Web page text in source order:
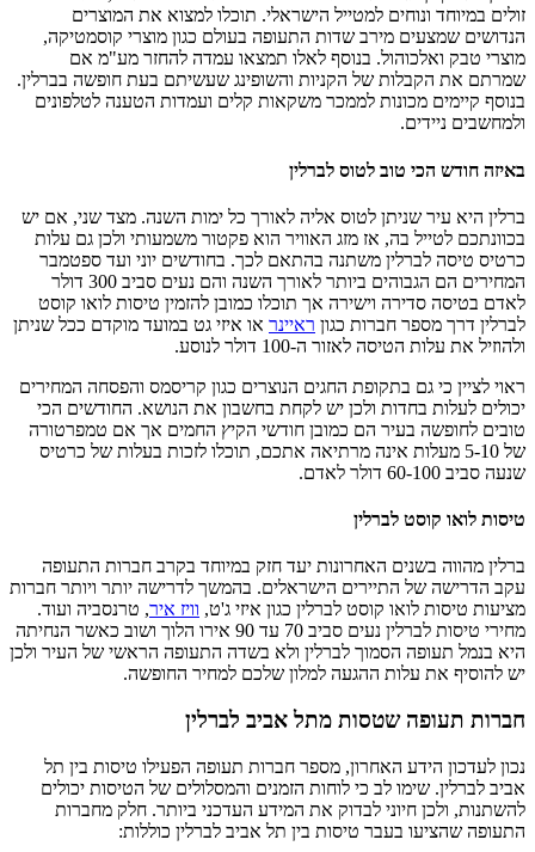
זולים במיוחד ונוחים למטייל הישראלי. תוכלו למצוא את המוצרים
הנדושים שמצעים מירב שדות התעופה בעולם כגון מוצרי קוסמטיקה,
מוצרי טבק ואלכוהול. בנוסף לאלו תמצאו עמדה להחזר מע"מ אם
שמרתם את הקבלות של הקניות והשופינג שעשיתם בעת חופשה בברלין.
בנוסף קיימים מכונות לממכר משקאות קלים ועמדות הטענה לטלפונים
ולמחשבים ניידים.
באיזה חודש הכי טוב לטוס לברלין
ברלין היא עיר שניתן לטוס אליה לאורך כל ימות השנה. מצד שני, אם יש
בכוונתכם לטייל בה, אז מזג האוויר הוא פקטור משמעותי ולכן גם עלות
כרטיס טיסה לברלין משתנה בהתאם לכך. בחודשים יוני ועד ספטמבר
המחירים הם הגבוהים ביותר לאורך השנה והם נעים סביב 300 דולר
לאדם בטיסה סדירה וישירה אך תוכלו כמובן להזמין טיסות לואו קוסט
לברלין דרך מספר חברות כגון ראיינר או איזי גט במועד מוקדם ככל שניתן
ולהוזיל את עלות הטיסה לאזור ה-100 דולר לנוסע.
ראוי לציין כי גם בתקופת החגים הנוצרים כגון קריסמס והפסחה המחירים
יכולים לעלות בחדות ולכן יש לקחת בחשבון את הנושא. החודשים הכי
טובים לחופשה בעיר הם כמובן חודשי הקיץ החמים אך אם טמפרטורה
של 5-10 מעלות אינה מרתיאה אתכם, תוכלו לזכות בעלות של כרטיס
שנעה סביב 60-100 דולר לאדם.
טיסות לואו קוסט לברלין
ברלין מהווה בשנים האחרונות יעד חזק במיוחד בקרב חברות התעופה
עקב הדרישה של התיירים הישראלים. בהמשך לדרישה יותר ויותר חברות
מציעות טיסות לואו קוסט לברלין כגון איזי ג'ט, וויז איר, טרנסביה ועוד.
מחירי טיסות לברלין נעים סביב 70 עד 90 אירו הלוך ושוב כאשר הנחיתה
היא בנמל תעופה הסמוך לברלין ולא בשדה התעופה הראשי של העיר ולכן
יש להוסיף את עלות ההגעה למלון שלכם למחיר החופשה.
חברות תעופה שטסות מתל אביב לברלין
נכון לעדכון הידע האחרון, מספר חברות תעופה הפעילו טיסות בין תל
אביב לברלין. שימו לב כי לוחות הזמנים והמסלולים של הטיסות יכולים
להשתנות, ולכן חיוני לבדוק את המידע העדכני ביותר. חלק מחברות
התעופה שהציעו בעבר טיסות בין תל אביב לברלין כוללות: